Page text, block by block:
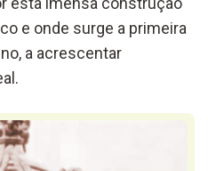
e onde surge a primeira
a acrescentar